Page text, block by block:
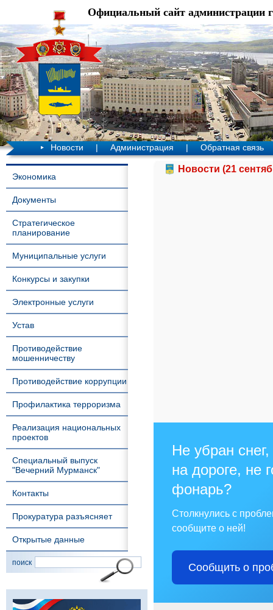
Официальный сайт администрации
Новости | Администрация | Обратная связь
Экономика
Документы
Стратегическое
планирование
Муниципальные услуги
Конкурсы и закупки
Электронные услуги
Устав
Противодействие
мошенничеству
Противодействие коррупции
Профилактика терроризма
Реализация национальных
проектов
Специальный выпуск
"Вечерний Мурманск"
Контакты
Прокуратура разъясняет
Открытые данные
поиск
Новости (21
Не убран
на дороге, не
фонарь?
Столкнулись с
сообщите о ней!
Сообщить о